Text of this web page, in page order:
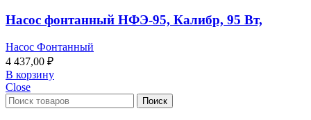
Насос фонтанный НФЭ-95, Калибр, 95 Вт,
Насос Фонтанный
4 437,00 ₽
В корзину
Close
Поиск